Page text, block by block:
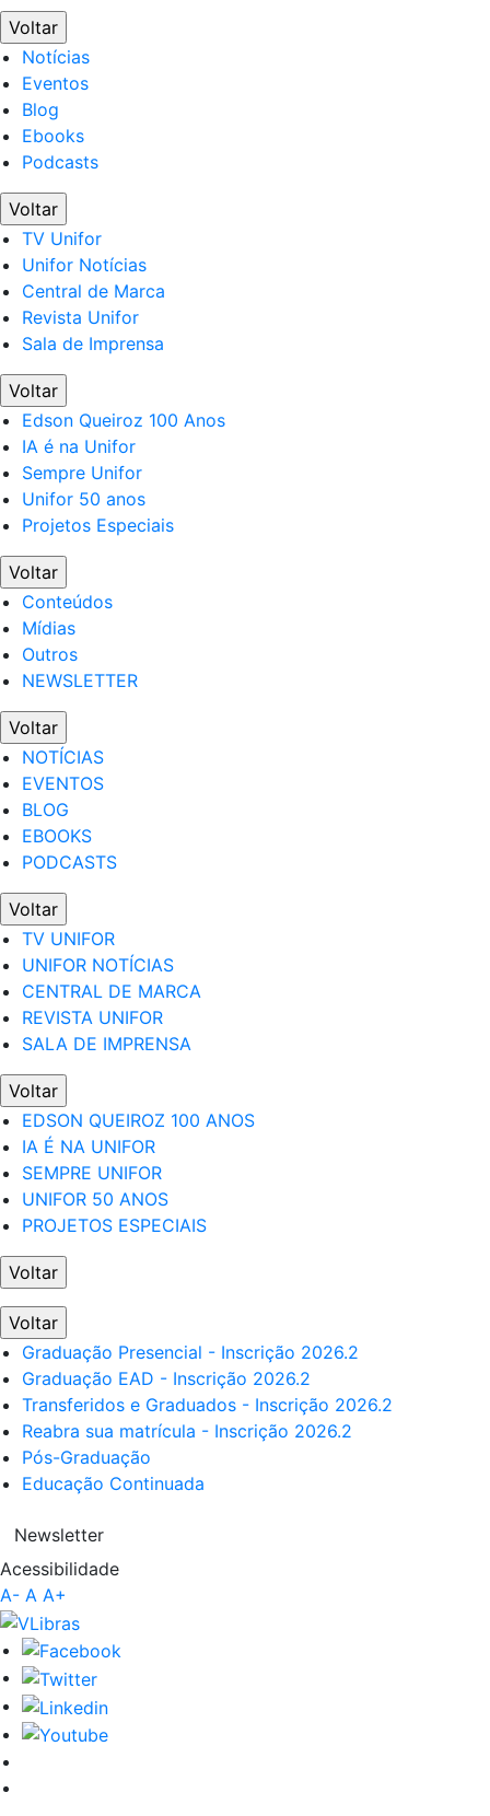
Voltar
Notícias
Eventos
Blog
Ebooks
Podcasts
Voltar
TV Unifor
Unifor Notícias
Central de Marca
Revista Unifor
Sala de Imprensa
Voltar
Edson Queiroz 100 Anos
IA é na Unifor
Sempre Unifor
Unifor 50 anos
Projetos Especiais
Voltar
Conteúdos
Mídias
Outros
NEWSLETTER
Voltar
NOTÍCIAS
EVENTOS
BLOG
EBOOKS
PODCASTS
Voltar
TV UNIFOR
UNIFOR NOTÍCIAS
CENTRAL DE MARCA
REVISTA UNIFOR
SALA DE IMPRENSA
Voltar
EDSON QUEIROZ 100 ANOS
IA É NA UNIFOR
SEMPRE UNIFOR
UNIFOR 50 ANOS
PROJETOS ESPECIAIS
Voltar
Voltar
Graduação Presencial - Inscrição 2026.2
Graduação EAD - Inscrição 2026.2
Transferidos e Graduados - Inscrição 2026.2
Reabra sua matrícula - Inscrição 2026.2
Pós-Graduação
Educação Continuada
Newsletter
Acessibilidade
A- A A+